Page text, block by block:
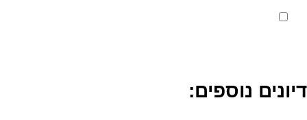
דיונים נוספים: